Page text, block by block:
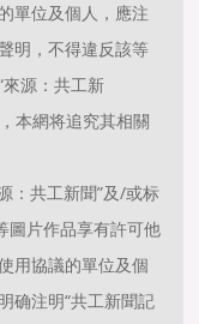
單位及個人，應注
明，不得違反該等
源：共工新
本網将追究其相關
：共工新聞”及/或标
圖片作品享有許可他
用協議的單位及個
确注明“共工新聞記